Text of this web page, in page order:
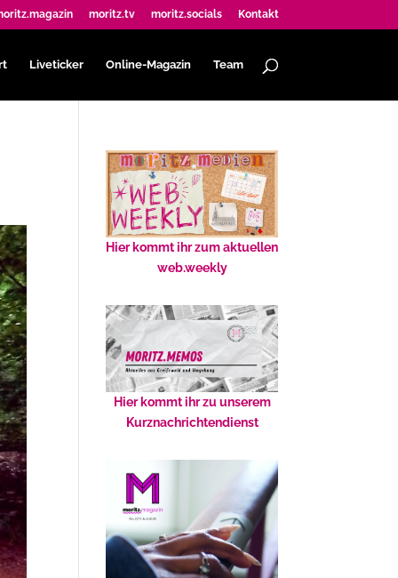
moritz.tv moritz.socials Kontakt
Liveticker Online-Magazin Team
Hier kommt ihr zum aktuellen
web.weekly
Hier kommt ihr zu unserem
Kurznachrichtendienst